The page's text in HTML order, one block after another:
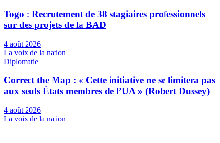
Togo : Recrutement de 38 stagiaires professionnels
sur des projets de la BAD
4 août 2026
La voix de la nation
Diplomatie
Correct the Map : « Cette initiative ne se limitera pas
aux seuls États membres de l’UA » (Robert Dussey)
4 août 2026
La voix de la nation